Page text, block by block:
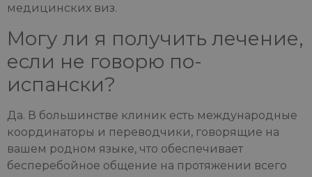
медицинских виз.
Могу ли я получить лечение,
если не говорю по-
испански?
Да. В большинстве клиник есть международные
координаторы и переводчики, говорящие на
вашем родном языке, что обеспечивает
бесперебойное общение на протяжении всего